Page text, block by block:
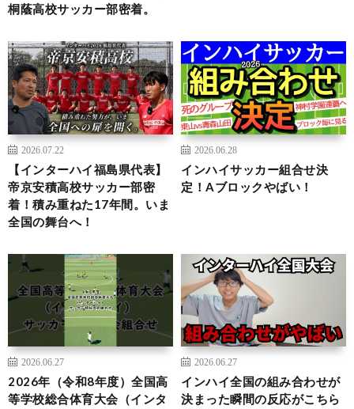
桐蔭高校サッカー部密着。
2026.07.22
【インターハイ福島県代表】
帝京安積高校サッカー部密
着！積み重ねた17年間。いま
全国の舞台へ！
2026.06.28
インハイサッカー組合せ決
定！Aブロックやばい！
2026.06.27
2026年（令和8年度）全国高
等学校総合体育大会（インタ
2026.06.27
インハイ全国の組み合わせが
決まった瞬間の反応がこちら